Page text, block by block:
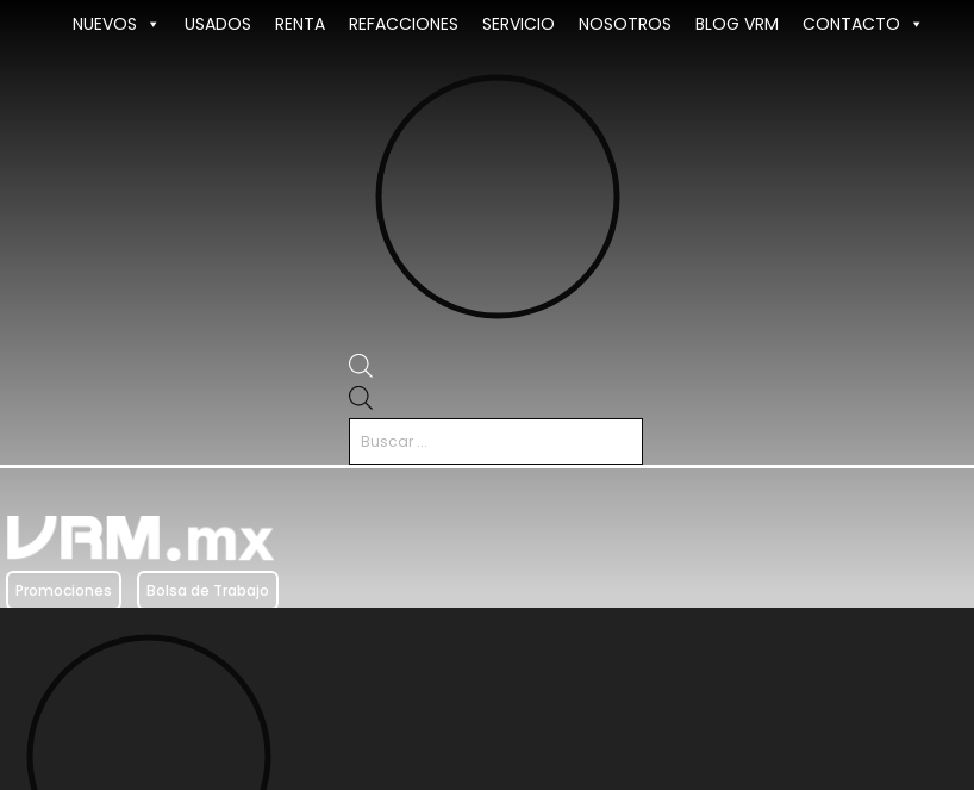
NUEVOS USADOS RENTA REFACCIONES SERVICIO NOSOTROS BLOG VRM
CONTACTO
productos
Promociones Bolsa de Trabajo
productos